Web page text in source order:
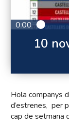
0:00
10
Hola companys
d’estrenes, per
cap de setmana